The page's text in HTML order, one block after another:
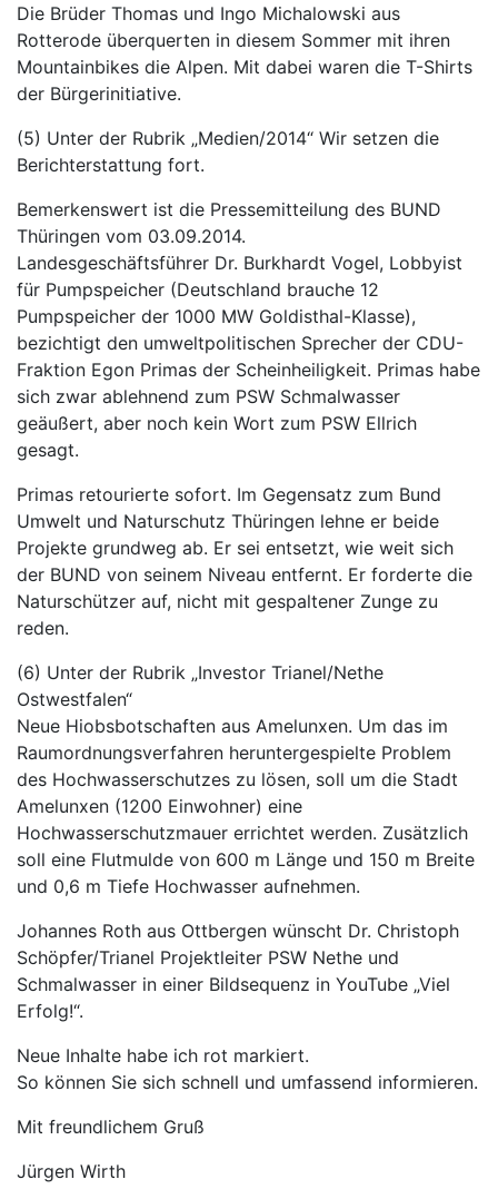
Die Brüder Thomas und Ingo Michalowski aus
Rotterode überquerten in diesem Sommer mit ihren
Mountainbikes die Alpen. Mit dabei waren die T-Shirts
der Bürgerinitiative.
(5) Unter der Rubrik „Medien/2014“ Wir setzen die
Berichterstattung fort.
Bemerkenswert ist die Pressemitteilung des BUND
Thüringen vom 03.09.2014.
Landesgeschäftsführer Dr. Burkhardt Vogel, Lobbyist
für Pumpspeicher (Deutschland brauche 12
Pumpspeicher der 1000 MW Goldisthal-Klasse),
bezichtigt den umweltpolitischen Sprecher der CDU-
Fraktion Egon Primas der Scheinheiligkeit. Primas habe
sich zwar ablehnend zum PSW Schmalwasser
geäußert, aber noch kein Wort zum PSW Ellrich
gesagt.
Primas retourierte sofort. Im Gegensatz zum Bund
Umwelt und Naturschutz Thüringen lehne er beide
Projekte grundweg ab. Er sei entsetzt, wie weit sich
der BUND von seinem Niveau entfernt. Er forderte die
Naturschützer auf, nicht mit gespaltener Zunge zu
reden.
(6) Unter der Rubrik „Investor Trianel/Nethe
Ostwestfalen“
Neue Hiobsbotschaften aus Amelunxen. Um das im
Raumordnungsverfahren heruntergespielte Problem
des Hochwasserschutzes zu lösen, soll um die Stadt
Amelunxen (1200 Einwohner) eine
Hochwasserschutzmauer errichtet werden. Zusätzlich
soll eine Flutmulde von 600 m Länge und 150 m Breite
und 0,6 m Tiefe Hochwasser aufnehmen.
Johannes Roth aus Ottbergen wünscht Dr. Christoph
Schöpfer/Trianel Projektleiter PSW Nethe und
Schmalwasser in einer Bildsequenz in YouTube „Viel
Erfolg!“.
Neue Inhalte habe ich rot markiert.
So können Sie sich schnell und umfassend informieren.
Mit freundlichem Gruß
Jürgen Wirth